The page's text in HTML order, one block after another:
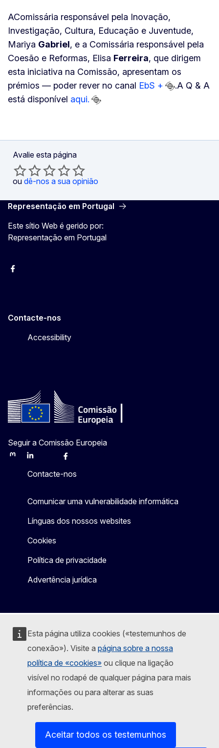
Esta página utiliza cookies («testemunhos de
conexão»). Visite a página sobre a nossa
política de «cookies» ou clique na ligação
visível no rodapé de qualquer página para mais
informações ou para alterar as suas
preferências.
Aceitar todos os testemunhos
AComissária responsável pela Inovação,
Investigação, Cultura, Educação e Juventude,
Mariya Gabriel, e a Comissária responsável pela
Coesão e Reformas, Elisa Ferreira, que dirigem
esta iniciativa na Comissão, apresentam os
prémios — poder rever no canal EbS +
.A Q & A
está disponível aqui.
Avalie esta página
ou dê-nos a sua opinião
Representação em Portugal
Este sítio Web é gerido por:
Representação em Portugal
Facebook
Contacte-nos
Accessibility
Seguir a Comissão Europeia
MastodonLinkedInBlueskyFacebook
Contacte-nos
Comunicar uma vulnerabilidade informática
Línguas dos nossos websites
Cookies
Política de privacidade
Advertência jurídica